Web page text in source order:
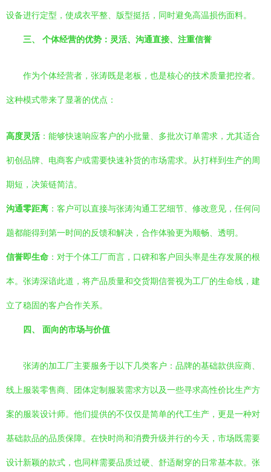
设备进行定型，使成衣平整、版型挺括，同时避免高温损伤面料。
三、 个体经营的优势：灵活、沟通直接、注重信誉
作为个体经营者，张涛既是老板，也是核心的技术质量把控者。
这种模式带来了显著的优点：
高度灵活 ：能够快速响应客户的小批量、多批次订单需求，尤其适合
初创品牌、电商客户或需要快速补货的市场需求。从打样到生产的周
期短，决策链简洁。
沟通零距离 ：客户可以直接与张涛沟通工艺细节、修改意见，任何问
题都能得到第一时间的反馈和解决，合作体验更为顺畅、透明。
信誉即生命 ：对于个体工厂而言，口碑和客户回头率是生存发展的根
本。张涛深谙此道，将产品质量和交货期信誉视为工厂的生命线，建
立了稳固的客户合作关系。
四、 面向的市场与价值
张涛的加工厂主要服务于以下几类客户：品牌的基础款供应商、
线上服装零售商、团体定制服装需求方以及一些寻求高性价比生产方
案的服装设计师。他们提供的不仅仅是简单的代工生产，更是一种对
基础款品的品质保障。在快时尚和消费升级并行的今天，市场既需要
设计新颖的款式，也同样需要品质过硬、舒适耐穿的日常基本款。张